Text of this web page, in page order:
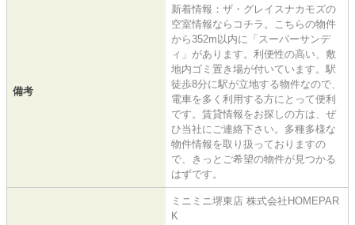
備考
新着情報：ザ・グレイスナカモズの
空室情報ならコチラ。こちらの物件
から352m以内に「スーパーサンデ
ィ」があります。利便性の高い、敷
地内ゴミ置き場が付いています。駅
徒歩8分に駅が立地する物件なので、
電車を多く利用する方にとって便利
です。賃貸情報をお探しの方は、ぜ
ひ当社にご連絡下さい。多種多様な
物件情報を取り扱っておりますの
で、きっとご希望の物件が見つかる
はずです。
ミニミニ堺東店 株式会社HOMEPAR
K